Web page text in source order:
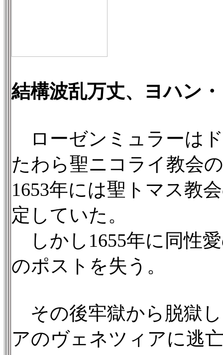
結構波乱万丈、ヨハン
ローゼンミュラーは
たわら聖ニコライ教会
1653年には聖トマス教
定していた。
しかし1655年に同性
のポストを失う。
その後牢獄から脱獄
アのヴェネツィアに逃